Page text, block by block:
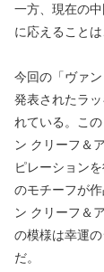
一方、現在の
に応えること
今回の「ヴァ
発表されたラ
れている。こ
ン クリーフ＆
ピレーション
のモチーフが
ン クリーフ＆
の模様は幸運
だ。